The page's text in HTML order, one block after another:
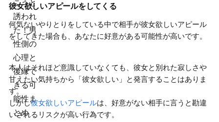
彼女欲しいアピールをしてくる
何気ないやりとりをしている中で相手が彼女欲しいアピール
をしてきた場合も、あなたに好意がある可能性が高いです。
本人はそれほど意識していなくても、彼女と別れた寂しさや
甘えたい気持ちから「彼女欲しい」と発言することはありま
す。
しかし彼女欲しいアピールは、好意がない相手に言うと勘違
いされるリスクが高い行為です。